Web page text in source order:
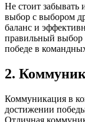
Не стоит забывать
выбор с выбором
баланс и
правильный выбор
победе в
2.
Коммуникация в
достижении
Отличная